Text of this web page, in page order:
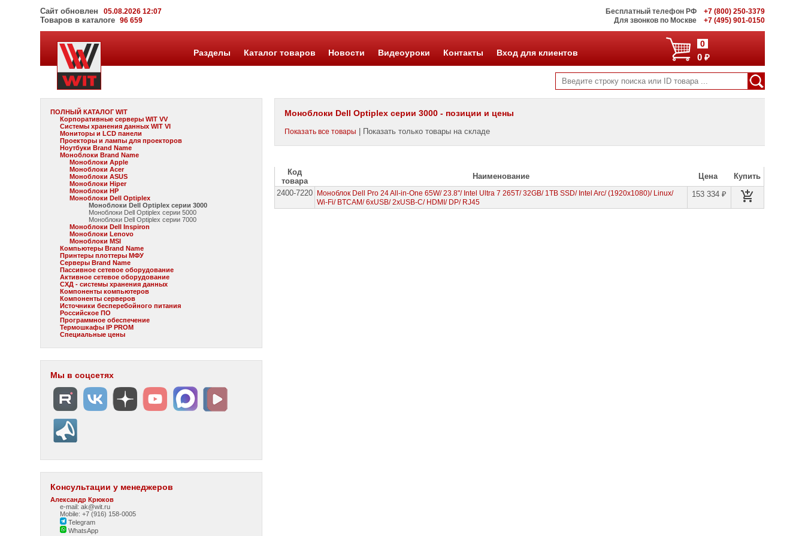
Сайт обновлен 05.08.2026 12:07
Товаров в каталоге96 659
Бесплатный телефон РФ
+7 (800) 250-3379
Для звонков по Москве
+7 (495) 901-0150
0
0 ₽
Разделы Каталог товаров Новости Видеоуроки Контакты Вход для клиентов
ПОЛНЫЙ КАТАЛОГ WIT
Корпоративные серверы WIT VV
Системы хранения данных WIT VI
Мониторы и LCD панели
Проекторы и лампы для проекторов
Ноутбуки Brand Name
Моноблоки Brand Name
Моноблоки Apple
Моноблоки Acer
Моноблоки ASUS
Моноблоки Hiper
Моноблоки HP
Моноблоки Dell Optiplex
Моноблоки Dell Optiplex серии 3000
Моноблоки Dell Optiplex серии 5000
Моноблоки Dell Optiplex серии 7000
Моноблоки Dell Inspiron
Моноблоки Lenovo
Моноблоки MSI
Компьютеры Brand Name
Принтеры плоттеры МФУ
Серверы Brand Name
Пассивное сетевое оборудование
Активное сетевое оборудование
СХД - системы хранения данных
Компоненты компьютеров
Компоненты серверов
Источники бесперебойного питания
Российское ПО
Программное обеспечение
Термошкафы IP PROM
Специальные цены
Мы в соцсетях
Консультации у менеджеров
Александр Крюков
e-mail: ak@wit.ru
Mobile: +7 (916) 158-0005
Telegram
WhatsApp
Моноблоки Dell Optiplex серии 3000 - позиции и цены
Показать все товары | Показать только товары на складе
Код
товара
Наименование Цена
Купить
2400-7220
Моноблок Dell Pro 24 All-in-One 65W/ 23.8"/ Intel Ultra 7 265T/ 32GB/ 1TB SSD/ Intel Arc/ (1920x1080)/ Linux/
Wi-Fi/ BTCAM/ 6xUSB/ 2xUSB-C/ HDMI/ DP/ RJ45
153 334 ₽